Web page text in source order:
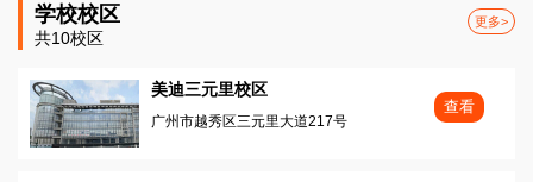
学校校区
共10校区
更多>
美迪三元里校区
广州市越秀区三元里大道217号
查看